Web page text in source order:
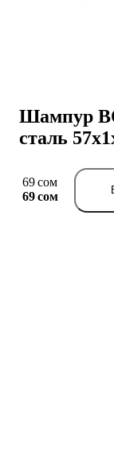
Шампур
сталь
69 сом
69 сом